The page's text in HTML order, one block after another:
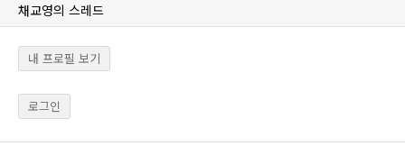
채교영의 스레드
내 프로필 보기
로그인